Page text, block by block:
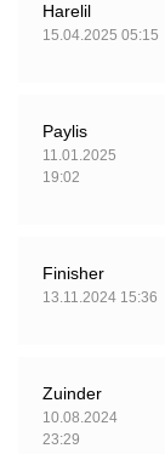
Harelil
15.04.2025 05:15
Paylis
11.01.2025
19:02
Finisher
13.11.2024 15:36
Zuinder
10.08.2024
23:29